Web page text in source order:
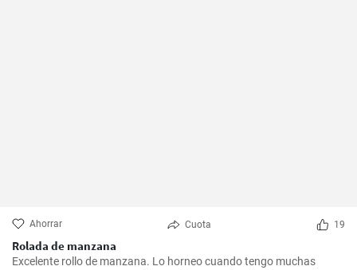
Ahorrar Cuota 19
Rolada de manzana
Excelente rollo de manzana. Lo horneo cuando tengo muchas